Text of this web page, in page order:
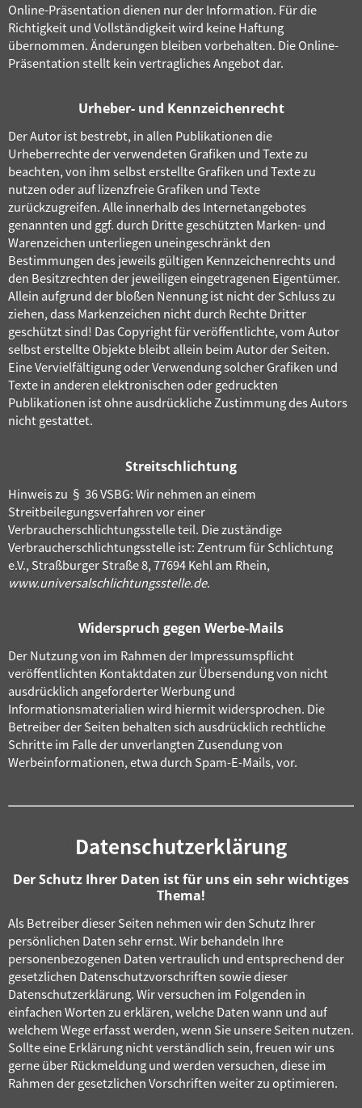
Online-Präsentation dienen nur der Information. Für die
Richtigkeit und Vollständigkeit wird keine Haftung
übernommen. Änderungen bleiben vorbehalten. Die Online-
Präsentation stellt kein vertragliches Angebot dar.
Urheber- und Kennzeichenrecht
Der Autor ist bestrebt, in allen Publikationen die
Urheberrechte der verwendeten Grafiken und Texte zu
beachten, von ihm selbst erstellte Grafiken und Texte zu
nutzen oder auf lizenzfreie Grafiken und Texte
zurückzugreifen. Alle innerhalb des Internetangebotes
genannten und ggf. durch Dritte geschützten Marken- und
Warenzeichen unterliegen uneingeschränkt den
Bestimmungen des jeweils gültigen Kennzeichenrechts und
den Besitzrechten der jeweiligen eingetragenen Eigentümer.
Allein aufgrund der bloßen Nennung ist nicht der Schluss zu
ziehen, dass Markenzeichen nicht durch Rechte Dritter
geschützt sind! Das Copyright für veröffentlichte, vom Autor
selbst erstellte Objekte bleibt allein beim Autor der Seiten.
Eine Vervielfältigung oder Verwendung solcher Grafiken und
Texte in anderen elektronischen oder gedruckten
Publikationen ist ohne ausdrückliche Zustimmung des Autors
nicht gestattet.
Streitschlichtung
Hinweis zu § 36 VSBG: Wir nehmen an einem
Streitbeilegungsverfahren vor einer
Verbraucherschlichtungsstelle teil. Die zuständige
Verbraucherschlichtungsstelle ist: Zentrum für Schlichtung
e.V., Straßburger Straße 8, 77694 Kehl am Rhein,
www.universalschlichtungsstelle.de.
Widerspruch gegen Werbe-Mails
Der Nutzung von im Rahmen der Impressumspflicht
veröffentlichten Kontaktdaten zur Übersendung von nicht
ausdrücklich angeforderter Werbung und
Informationsmaterialien wird hiermit widersprochen. Die
Betreiber der Seiten behalten sich ausdrücklich rechtliche
Schritte im Falle der unverlangten Zusendung von
Werbeinformationen, etwa durch Spam-E-Mails, vor.
Datenschutzerklärung
Der Schutz Ihrer Daten ist für uns ein sehr wichtiges
Thema!
Als Betreiber dieser Seiten nehmen wir den Schutz Ihrer
persönlichen Daten sehr ernst. Wir behandeln Ihre
personenbezogenen Daten vertraulich und entsprechend der
gesetzlichen Datenschutzvorschriften sowie dieser
Datenschutzerklärung. Wir versuchen im Folgenden in
einfachen Worten zu erklären, welche Daten wann und auf
welchem Wege erfasst werden, wenn Sie unsere Seiten nutzen.
Sollte eine Erklärung nicht verständlich sein, freuen wir uns
gerne über Rückmeldung und werden versuchen, diese im
Rahmen der gesetzlichen Vorschriften weiter zu optimieren.